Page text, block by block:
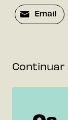
Email
Continuar